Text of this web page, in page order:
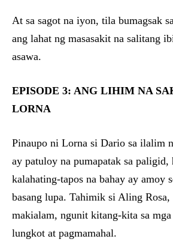
At sa sagot na iyon, tila bumagsak
ang lahat ng masasakit na salitang
asawa.
EPISODE 3: ANG LIHIM NA
LORNA
Pinaupo ni Lorna si Dario sa ilalim
ay patuloy na pumapatak sa paligid,
kalahating-tapos na bahay ay amoy
basang lupa. Tahimik si Aling
makialam, ngunit kitang-kita sa
lungkot at pagmamahal.